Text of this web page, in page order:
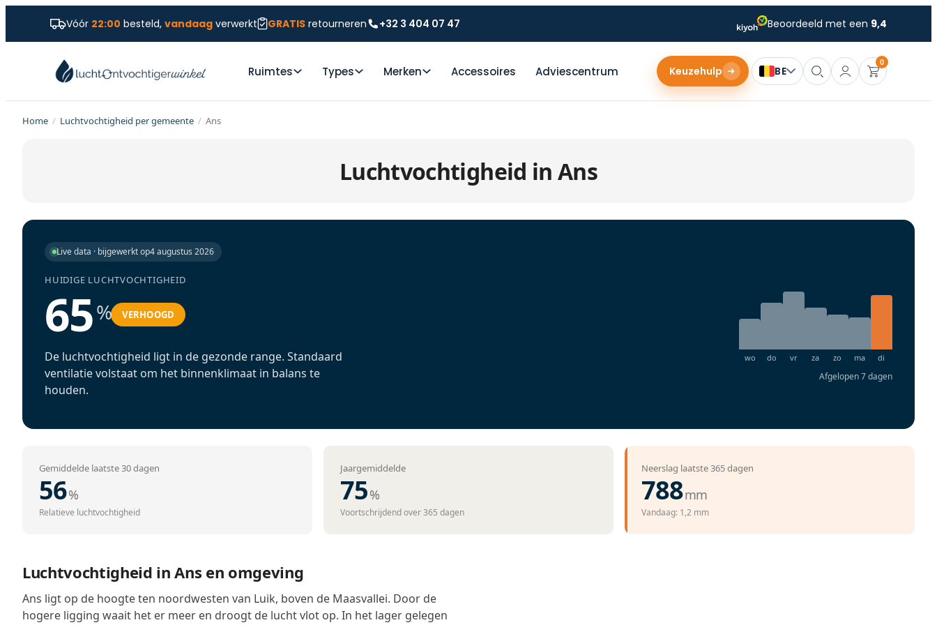
Vóór 22:00 besteld, vandaagverwerkt GRATISretourneren +32 3 404 07 47 Beoordeeld met een 9,4
Ruimtes Types Merken Accessoires Adviescentrum Keuzehulp BE
0
Home / Luchtvochtigheid per gemeente / Ans
Luchtvochtigheid in Ans
Live data · bijgewerkt op4 augustus 2026
HUIDIGE LUCHTVOCHTIGHEID
65% VERHOOGD
De luchtvochtigheid ligt in de gezonde range. Standaard
ventilatie volstaat om het binnenklimaat in balans te
houden.
Afgelopen 7 dagen
Gemiddelde laatste 30 dagen
56%
Relatieve luchtvochtigheid
Jaargemiddelde
75%
Voortschrijdend over 365 dagen
Neerslag laatste 365 dagen
788mm
Vandaag: 1,2 mm
Luchtvochtigheid in Ans en omgeving
Ans ligt op de hoogte ten noordwesten van Luik, boven de Maasvallei. Door de
hogere ligging waait het er meer en droogt de lucht vlot op. In het lager gelegen